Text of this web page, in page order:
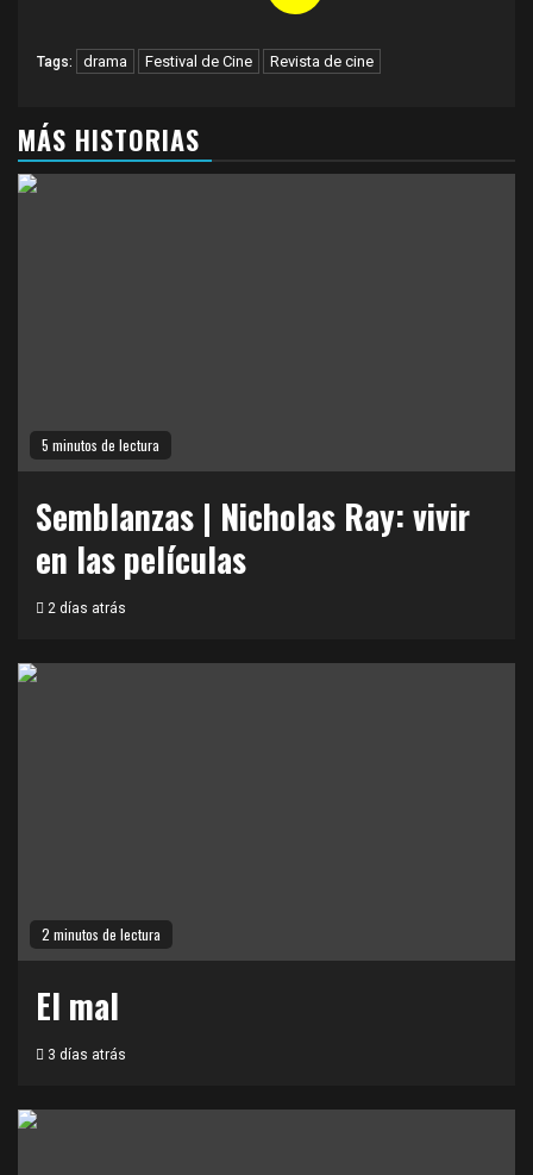
Tags: drama Festival de Cine Revista de cine
MÁS HISTORIAS
5 minutos de lectura
Semblanzas | Nicholas Ray: vivir
en las películas
2 días atrás
2 minutos de lectura
El mal
3 días atrás